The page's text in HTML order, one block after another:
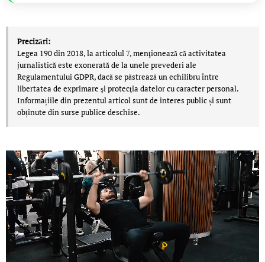
Precizări:
Legea 190 din 2018, la articolul 7, menţionează că activitatea
jurnalistică este exonerată de la unele prevederi ale
Regulamentului GDPR, dacă se păstrează un echilibru între
libertatea de exprimare şi protecţia datelor cu caracter personal.
Informațiile din prezentul articol sunt de interes public și sunt
obținute din surse publice deschise.